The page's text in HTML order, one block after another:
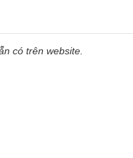
có trên website.